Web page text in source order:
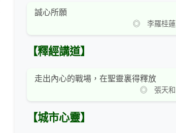
誠心所願
◎ 李羅桂蓮
【釋經講道】
走出內心的戰場，在聖靈裏得釋放
◎ 張天和
【城市心靈】